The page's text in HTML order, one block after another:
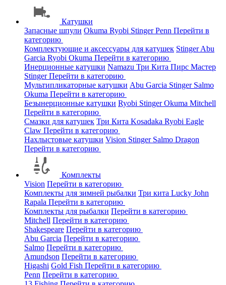
Катушки
Запасные шпули Okuma Ryobi StingerPenn Перейти в
категорию
Комплектующие и аксессуары для катушек StingerAbu
Garcia Ryobi Okuma Перейти в категорию
Инерционные катушки Namazu Три Кита Пирс Мастер
StingerПерейти в категорию
Мультипликаторные катушки Abu Garcia Stinger Salmo
Okuma Перейти в категорию
Безынерционные катушки Ryobi StingerOkuma Mitchell
Перейти в категорию
Смазки для катушек Три Кита Kosadaka Ryobi Eagle
Claw Перейти в категорию
Нахлыстовые катушки Vision Stinger Salmo Dragon
Перейти в категорию
Комплекты
Vision Перейти в категорию
Комплекты для зимней рыбалки Три кита Lucky John
Rapala Перейти в категорию
Комплекты для рыбалки Перейти в категорию
Mitchell Перейти в категорию
Shakespeare Перейти в категорию
Abu Garcia Перейти в категорию
Salmo Перейти в категорию
Amundson Перейти в категорию
Higashi Gold Fish Перейти в категорию
Penn Перейти в категорию